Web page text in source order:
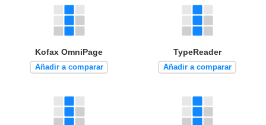
Kofax OmniPage
Añadir a comparar
TypeReader
Añadir a comparar